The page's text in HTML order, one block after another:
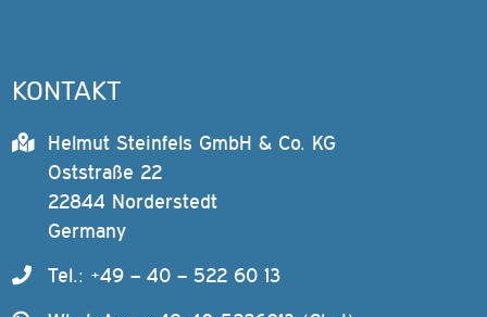
KONTAKT
Helmut Steinfels GmbH & Co. KG
Oststraße 22
22844 Norderstedt
Germany
Tel.: +49 – 40 – 522 60 13